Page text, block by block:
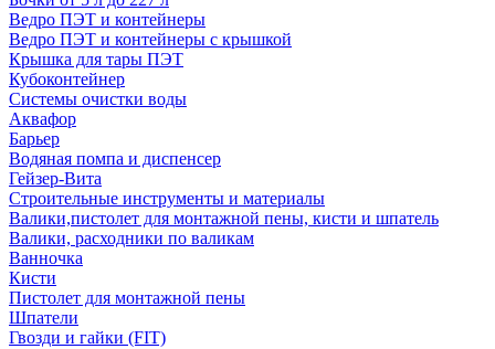
Ведро ПЭТ и контейнеры
Ведро ПЭТ и контейнеры с крышкой
Крышка для тары ПЭТ
Кубоконтейнер
Системы очистки воды
Аквафор
Барьер
Водяная помпа и диспенсер
Гейзер-Вита
Строительные инструменты и материалы
Валики,пистолет для монтажной пены, кисти и шпатель
Валики, расходники по валикам
Ванночка
Кисти
Пистолет для монтажной пены
Шпатели
Гвозди и гайки (FIT)